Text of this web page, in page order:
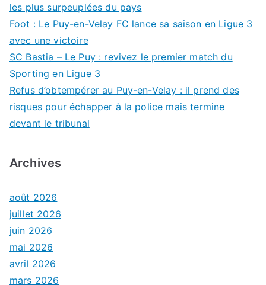
les plus surpeuplées du pays
Foot : Le Puy-en-Velay FC lance sa saison en Ligue 3
avec une victoire
SC Bastia – Le Puy : revivez le premier match du
Sporting en Ligue 3
Refus d’obtempérer au Puy-en-Velay : il prend des
risques pour échapper à la police mais termine
devant le tribunal
Archives
août 2026
juillet 2026
juin 2026
mai 2026
avril 2026
mars 2026